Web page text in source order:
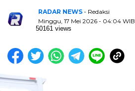
RADAR NEWS - Redaksi
Minggu, 17 Mei 2026 - 04:04 WIB
50161 views